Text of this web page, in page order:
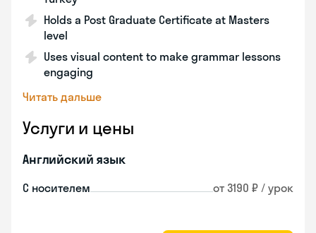
Holds a Post Graduate Certificate at Masters
level
Uses visual content to make grammar lessons
engaging
Читать дальше
Услуги и цены
Английский язык
С носителем от 3190 ₽ / урок